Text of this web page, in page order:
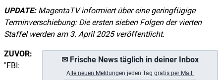
UPDATE:MagentaTV informiert über eine geringfügige
Terminverschiebung: Die ersten sieben Folgen der vierten
Staffel werden am 3. April 2025 veröffentlicht.
✉ Frische News täglich in deiner Inbox
Alle neuen Meldungen jeden Tag gratis per Mail.
ZUVOR:
"FBI: